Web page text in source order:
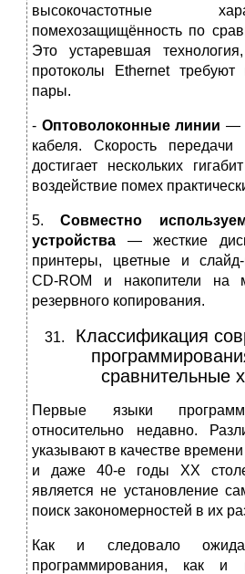
высокочастотные
помехозащищённость по
Это устаревшая
протоколы Ethernet требуют
пары.
- Оптоволоконные линии —
кабеля. Скорость
достигает нескольких
воздействие помех
5.Совместно
устройства — жесткие
принтеры, цветные и
CD-ROM и накопители на
резервного копирования.
Классификация
сравнительные
Первые языки
относительно недавно.
указывают в качестве
и даже 40-е годы XX
является не установление
поиск закономерностей в их
Как и следовало
программирования, как